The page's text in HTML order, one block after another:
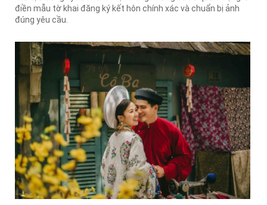
điền mẫu tờ khai đăng ký kết hôn chính xác và chuẩn bị ảnh
đúng yêu cầu.